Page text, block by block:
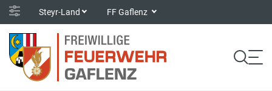
Steyr-Land FF Gaflenz